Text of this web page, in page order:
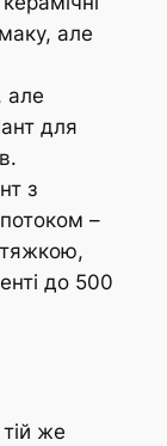
але
але
для
з
–
до 500
же